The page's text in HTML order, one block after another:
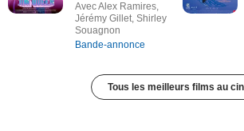
Avec Alex Ramires,
Jérémy Gillet, Shirley
Souagnon
Bande-annonce
Tous les meilleurs films au